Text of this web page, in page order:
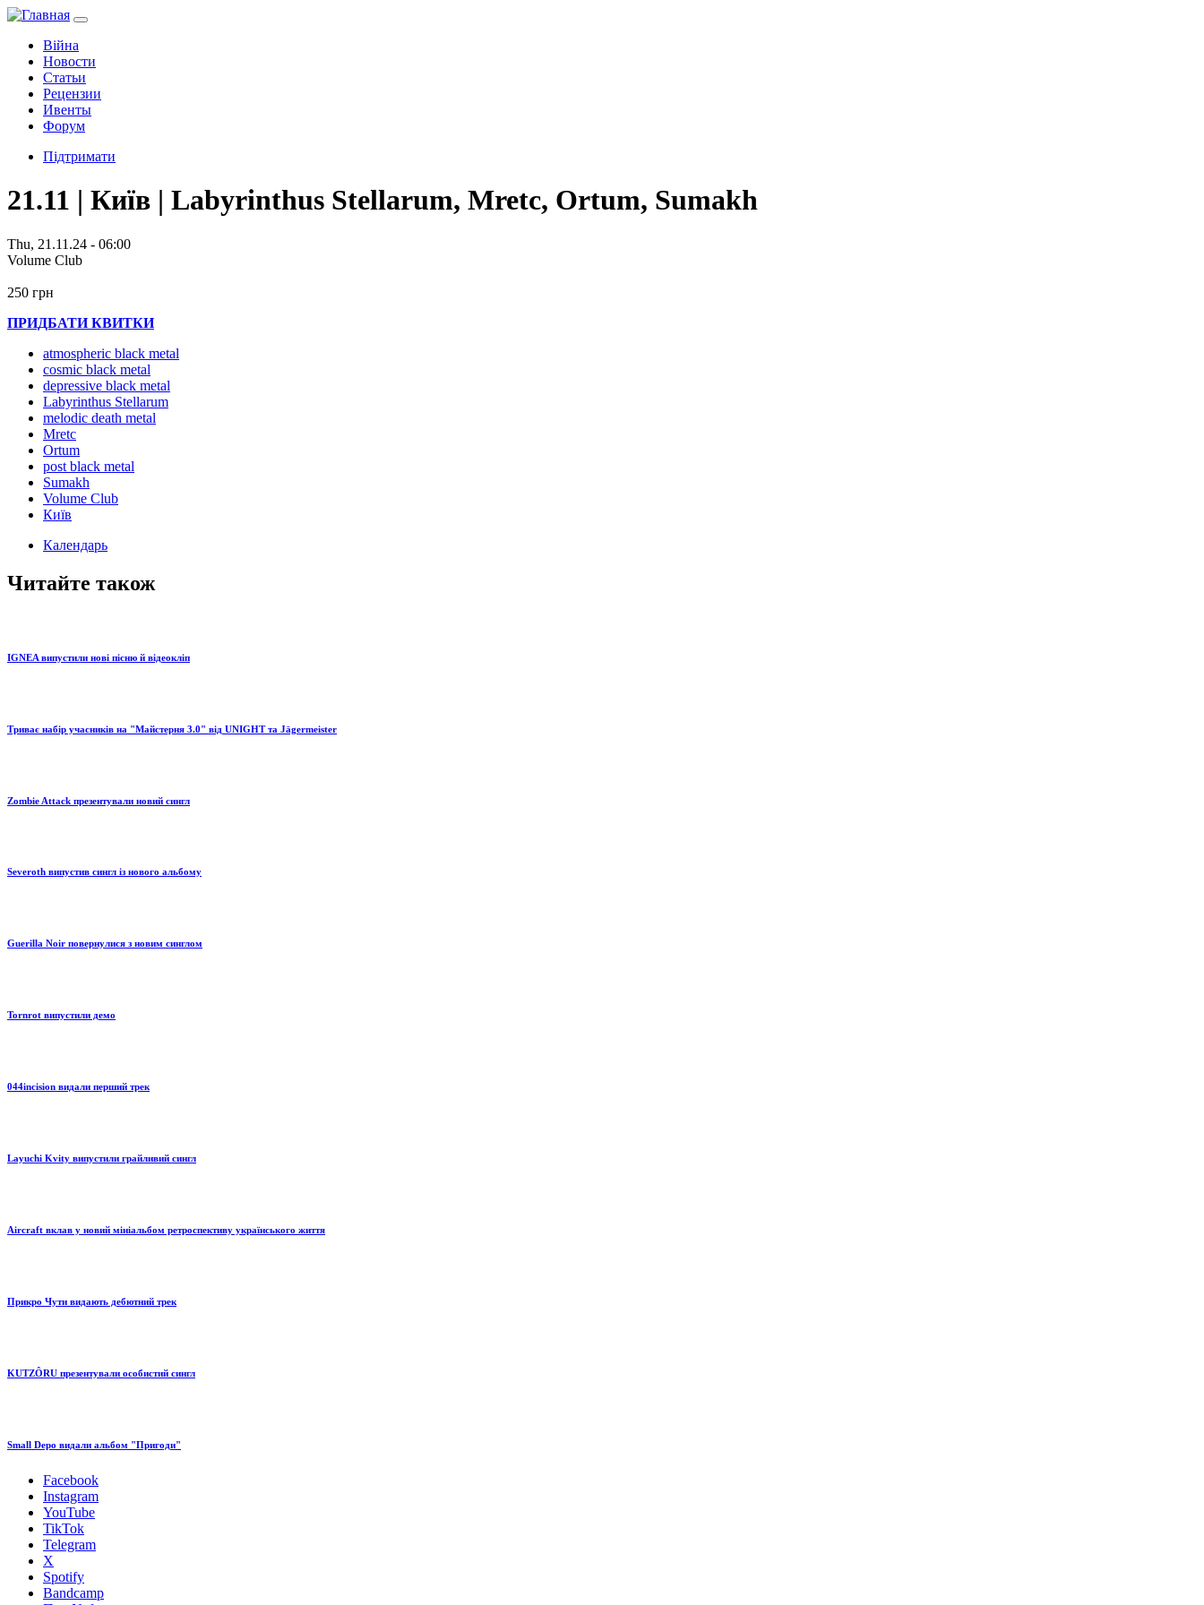
Війна
Новости
Статьи
Рецензии
Ивенты
Форум
Підтримати
21.11 | Київ | Labyrinthus Stellarum, Mretc, Ortum, Sumakh
Thu, 21.11.24 - 06:00
Volume Club
250 грн
ПРИДБАТИ КВИТКИ
atmospheric black metal
cosmic black metal
depressive black metal
Labyrinthus Stellarum
melodic death metal
Mretc
Ortum
post black metal
Sumakh
Volume Club
Київ
Календарь
Читайте також
IGNEA випустили нові пісню й відеокліп
Триває набір учасників на "Майстерня 3.0" від UNIGHT та Jägermeister
Zombie Attack презентували новий сингл
Severoth випустив сингл із нового альбому
Guerilla Noir повернулися з новим синглом
Tornrot випустили демо
044incision видали перший трек
Layuchi Kvity випустили грайливий сингл
Aircraft вклав у новий мініальбом ретроспективу українського життя
Прикро Чути видають дебютний трек
KUTZÔRU презентували особистий сингл
Small Depo видали альбом "Пригоди"
Facebook
Instagram
YouTube
TikTok
Telegram
X
Spotify
Bandcamp